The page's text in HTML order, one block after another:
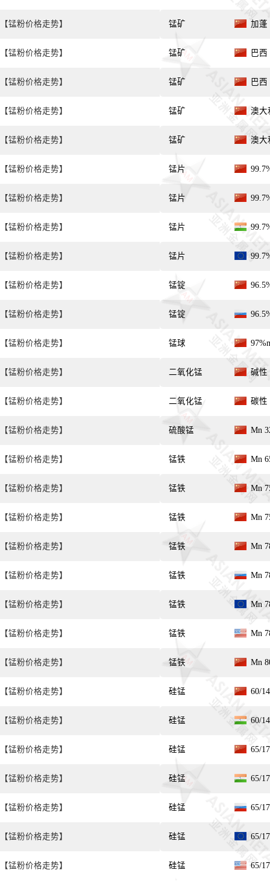
【锰粉价格走势】
【锰粉价格走势】
【锰粉价格走势】
【锰粉价格走势】
【锰粉价格走势】
【锰粉价格走势】
【锰粉价格走势】
【锰粉价格走势】
【锰粉价格走势】
【锰粉价格走势】
【锰粉价格走势】
【锰粉价格走势】
【锰粉价格走势】
【锰粉价格走势】
【锰粉价格走势】
【锰粉价格走势】
【锰粉价格走势】
【锰粉价格走势】
【锰粉价格走势】
【锰粉价格走势】
【锰粉价格走势】
【锰粉价格走势】
【锰粉价格走势】
【锰粉价格走势】
【锰粉价格走势】
【锰粉价格走势】
【锰粉价格走势】
【锰粉价格走势】
【锰粉价格走势】
【锰粉价格走势】
锰矿 加蓬
锰矿 巴西
锰矿 巴西
锰矿 澳大
锰矿 澳大
锰片
锰片
锰片
锰片
锰锭
锰锭
锰球
二氧化锰 碱性
二氧化锰 碳性
硫酸锰 Mn
锰铁 Mn
锰铁 Mn
锰铁 Mn
锰铁 Mn
锰铁 Mn
锰铁 Mn
锰铁 Mn
锰铁 Mn
硅锰 60/
硅锰 60/
硅锰 65/
硅锰 65/
硅锰 65/
硅锰 65/
硅锰 65/